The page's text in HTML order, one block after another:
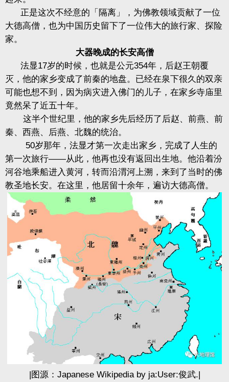
正是这次不经意的「隔离」，为佛教领域贡献了一位
大德高僧，也为中国历史留下了一位伟大的旅行家、探险
家。
大器晚成的长安高僧
法显17岁的时候，也就是公元354年，后赵王朝覆
灭，他的家乡变成了前秦的地盘。已经在泉下很久的双亲
可能也想不到，因为病灾进入佛门的儿子，在家乡寺庙里
竟然呆了近五十年。
这半个世纪里，他的家乡先后经历了后赵、前燕、前
秦、西燕、后燕、北魏的统治。
50岁那年，法显才第一次走出家乡，完成了人生的
第一次旅行——从此，他再也没有返回出生地。他沿着汾
河谷地乘船进入黄河，转而沿渭河上溯，来到了当时的佛
教圣地长安。在这里，他居留十余年，遍访大德高僧。
|图源：Japanese Wikipedia by ja:User:俊武.|